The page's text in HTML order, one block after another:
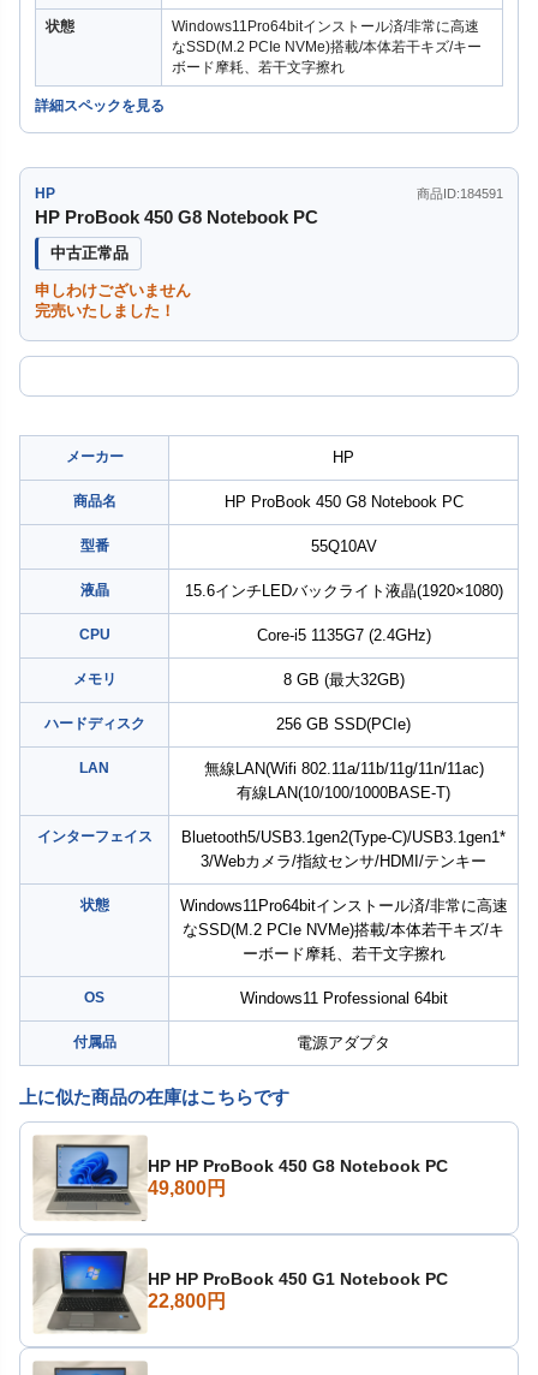
状態
Windows11Pro64bitインストール済/非常に高速
なSSD(M.2 PCIe NVMe)搭載/本体若干キズ/キー
ボード摩耗、若干文字擦れ
詳細スペックを見る
HP 商品ID:184591
HP ProBook 450 G8 Notebook PC
中古正常品
申しわけございません
完売いたしました！
メーカー HP
商品名 HP ProBook 450 G8 Notebook PC
型番 55Q10AV
液晶 15.6インチLEDバックライト液晶(1920×1080)
CPU Core-i5 1135G7 (2.4GHz)
メモリ 8 GB (最大32GB)
ハードディスク 256 GB SSD(PCIe)
LAN
無線LAN(Wifi 802.11a/11b/11g/11n/11ac)
有線LAN(10/100/1000BASE-T)
インターフェイス
Bluetooth5/USB3.1gen2(Type-C)/USB3.1gen1*
3/Webカメラ/指紋センサ/HDMI/テンキー
状態
Windows11Pro64bitインストール済/非常に高速
なSSD(M.2 PCIe NVMe)搭載/本体若干キズ/キ
ーボード摩耗、若干文字擦れ
OS Windows11 Professional 64bit
付属品 電源アダプタ
上に似た商品の在庫はこちらです
HP HP ProBook 450 G8 Notebook PC
49,800円
HP HP ProBook 450 G1 Notebook PC
22,800円